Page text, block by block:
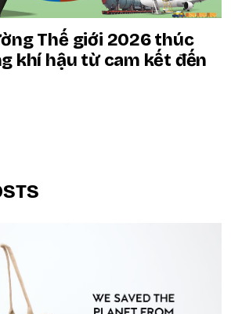
Thế giới 2026 thúc
khí hậu từ cam kết đến